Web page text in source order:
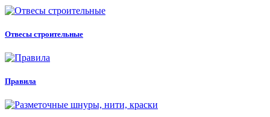
Отвесы строительные
Правила